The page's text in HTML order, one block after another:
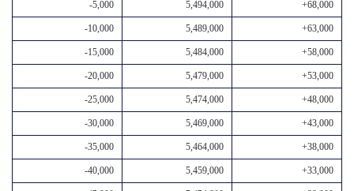
-5,000 5,494,000 +68,000
-10,000 5,489,000 +63,000
-15,000 5,484,000 +58,000
-20,000 5,479,000 +53,000
-25,000 5,474,000 +48,000
-30,000 5,469,000 +43,000
-35,000 5,464,000 +38,000
-40,000 5,459,000 +33,000